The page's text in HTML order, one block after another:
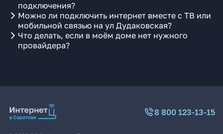
подключения?
Можно ли подключить интернет вместе с ТВ или
мобильной связью на ул Дудаковская?
Что делать, если в моём доме нет нужного
провайдера?
8 800 123-13-15